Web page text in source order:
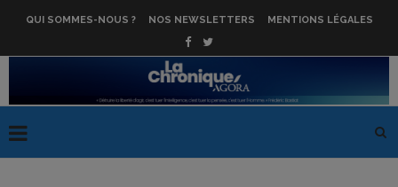
QUI SOMMES-NOUS ? NOS NEWSLETTERS MENTIONS LÉGALES